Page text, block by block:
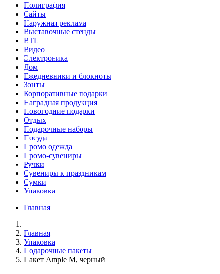
Полиграфия
Сайты
Наружная реклама
Выставочные стенды
BTL
Видео
Электроника
Дом
Ежедневники и блокноты
Зонты
Корпоративные подарки
Наградная продукция
Новогодние подарки
Отдых
Подарочные наборы
Посуда
Промо одежда
Промо-сувениры
Ручки
Сувениры к праздникам
Сумки
Упаковка
Главная
Главная
Упаковка
Подарочные пакеты
Пакет Ample M, черный